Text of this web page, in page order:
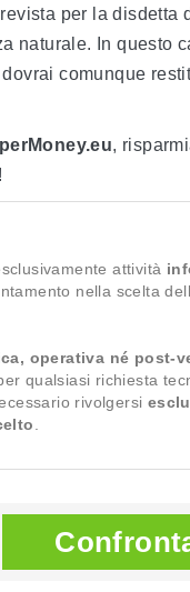
per la disdetta
naturale. In questo
comunque
,
attività
nella scelta
operativa né post-
qualsiasi richiesta
rivolgersi